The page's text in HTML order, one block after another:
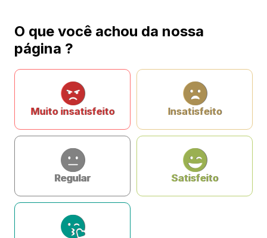
O que você achou da nossa
página ?
Muito insatisfeito Insatisfeito
Regular Satisfeito